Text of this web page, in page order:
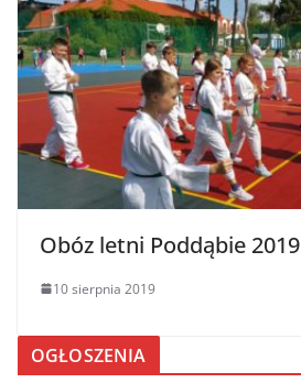
Obóz letni Poddąbie 2019
10 sierpnia 2019
OGŁOSZENIA